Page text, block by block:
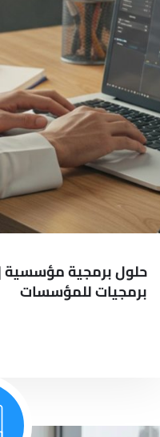
حلول برمجية
برمجيات للمؤسسات